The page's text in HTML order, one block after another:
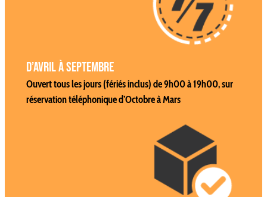
d’avril à septembre
Ouvert tous les jours (fériés inclus) de 9h00 à 19h00, sur
réservation téléphonique d’Octobre à Mars